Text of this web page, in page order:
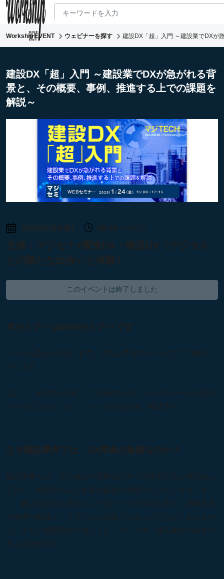
新着ウェビナー
マガジン
Workship EVENT ウェビナーを探す 建設DX「超」入門 ～建設業でDXが
建設DX「超」入門 ～建設業でDXが急がれる背
景と、その概要、事例、推進する上での課題を
解説～
2025/01/24(金) 06:00 〜08:15
主催：
マジセミ×製造DX・物流DX（デジタル
との新たな出会いと体験）
このイベントは終了しました
本セミナーはWebセミナーです
ツールはZoomを使います。URLは直前にメールにてご連絡い
なお、「osslabo.com」「majisemi.com」からのメールが迷惑
メールとならないよう、メールの設定をご確認下さい。
なぜ建設業界では、DX推進が急務なのか？
建設業界では、人口減少や高齢化に伴う労働力不足が深刻化し
ており、効率性向上と生産性確保が急務となっています。ま
た、建設現場では依然として紙ベースの作業が多く、情報共有
や管理が煩雑で、トラブルの原因となることが少なくありませ
ん。さらに国際競争が激しくなっていく中、建設業界の競争力
向上は急務です。